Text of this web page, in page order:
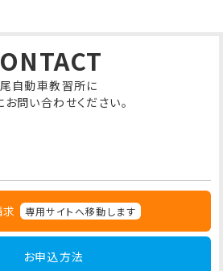
自動車教習所に
問い合わせください。
専用サイトへ移動します
お申込方法